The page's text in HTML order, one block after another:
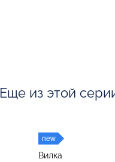
Еще из этой
new
Вилка